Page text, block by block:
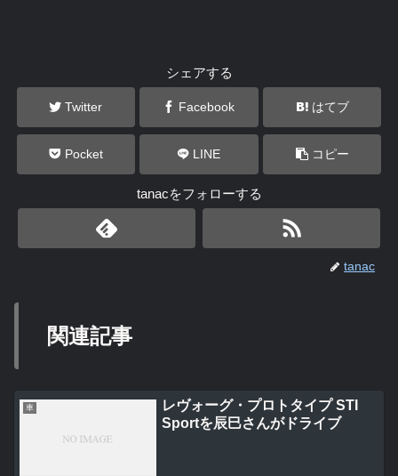
シェアする
Twitter Facebook はてブ
Pocket LINE コピー
tanacをフォローする
tanac
関連記事
車
レヴォーグ・プロトタイプ STI
Sportを辰巳さんがドライブ